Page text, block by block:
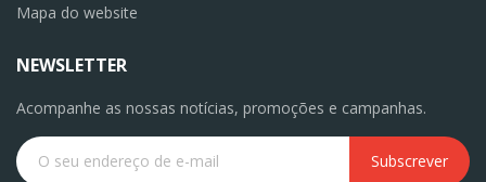
Mapa do website
NEWSLETTER
Acompanhe as nossas notícias, promoções e campanhas.
Subscrever